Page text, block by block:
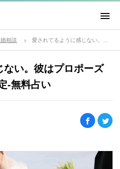
相談
い。彼はプロポーズ
-無料占い